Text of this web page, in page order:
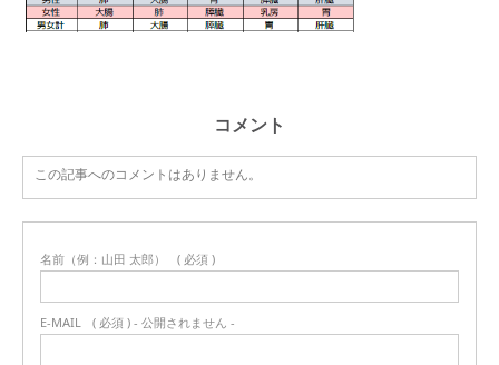
コメント
この記事へのコメントはありません。
名前（例：山田 太郎） ( 必須 )
E-MAIL ( 必須 ) - 公開されません -